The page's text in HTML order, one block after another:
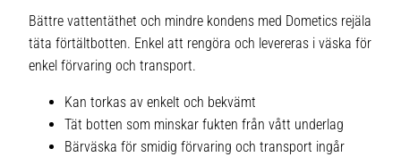
Bättre vattentäthet och mindre kondens med Dometics rejäla
täta förtältbotten. Enkel att rengöra och levereras i väska för
enkel förvaring och transport.
Kan torkas av enkelt och bekvämt
Tät botten som minskar fukten från vått underlag
Bärväska för smidig förvaring och transport ingår